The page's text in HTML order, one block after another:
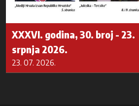
XXXVI. godina, 30. broj - 23.
srpnja 2026.
23. 07. 2026.